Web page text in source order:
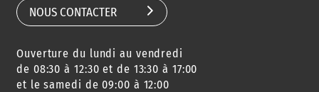
NOUS CONTACTER
Ouverture du lundi au vendredi
de 08:30 à 12:30 et de 13:30 à 17:00
et le samedi de 09:00 à 12:00